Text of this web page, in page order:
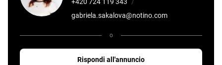
gabriela.sakalova@notino.com
o
Rispondi all'annuncio